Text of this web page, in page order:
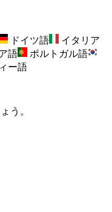
ドイツ語
イタリア
語
ポルトガル語
ー語
う。